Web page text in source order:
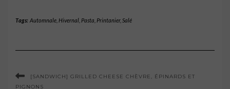
Tags: Automnale, Hivernal, Pasta Printanier, Salé
[SANDWICH] GRILLED CHEESE CHÈVRE, ÉPINARDS ET
PIGNONS